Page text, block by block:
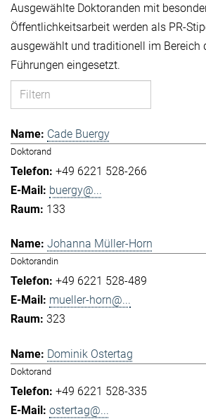
Ausgewählte Doktoranden mit
Öffentlichkeitsarbeit werden als PR-
ausgewählt und traditionell im Bereich
Führungen eingesetzt.
Cade Buergy
Doktorand
+49 6221 528-266
buergy@...
133
Johanna Müller-Horn
Doktorandin
+49 6221 528-489
mueller-horn@...
323
Dominik Ostertag
Doktorand
+49 6221 528-335
ostertag@...